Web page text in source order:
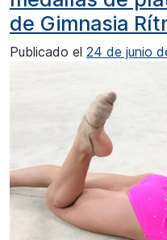
de Gimnasia
Publicado el 24 de junio